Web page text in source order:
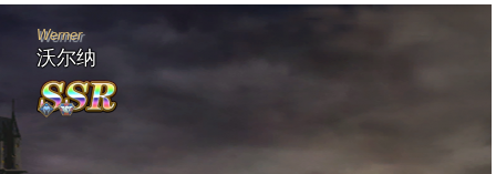
Werner
沃尔纳